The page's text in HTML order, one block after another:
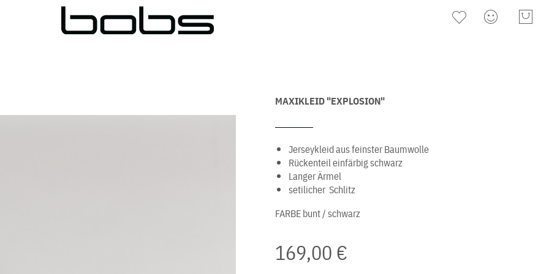
MAXIKLEID "EXPLOSION"
Jerseykleid aus feinster Baumwolle
Rückenteil einfärbig schwarz
Langer Ärmel
setilicher Schlitz
FARBEbunt / schwarz
169,00 €